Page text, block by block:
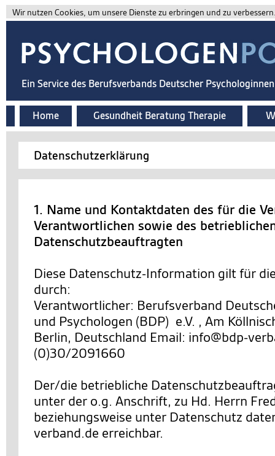
Wir nutzen Cookies, um unsere Dienste zu erbringen und zu
Ein Service des Berufsverbands Deutscher
Home Gesundheit Beratung Therapie
Datenschutzerklärung
1. Name und Kontaktdaten des für die
Verantwortlichen sowie des
Datenschutzbeauftragten
Diese Datenschutz-Information gilt für
durch:
Verantwortlicher: Berufsverband
und Psychologen (BDP) e.V. , Am
Berlin, Deutschland Email: info@bdp-
(0)30/2091660
Der/die betriebliche
unter der o.g. Anschrift, zu Hd. Herrn
beziehungsweise unter Datenschutz
verband.de erreichbar.